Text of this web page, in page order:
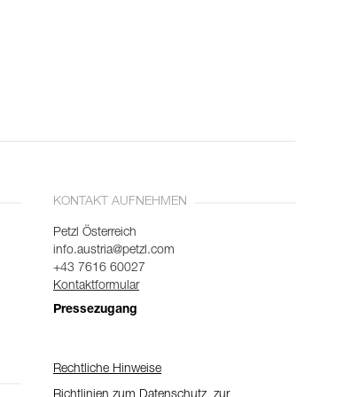
KONTAKT AUFNEHMEN
Petzl Österreich
info.austria@petzl.com
+43 7616 60027
Kontaktformular
Pressezugang
Rechtliche Hinweise